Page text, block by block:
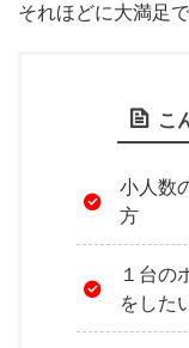
それほどに大満足で
こ
小人数
方
１台の
をした